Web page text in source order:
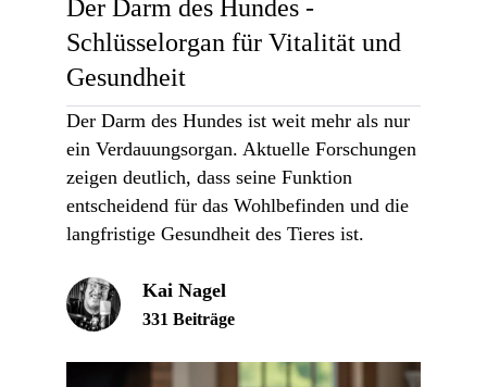
Der Darm des Hundes -
Schlüsselorgan für Vitalität und
Gesundheit
Der Darm des Hundes ist weit mehr als nur
ein Verdauungsorgan. Aktuelle Forschungen
zeigen deutlich, dass seine Funktion
entscheidend für das Wohlbefinden und die
langfristige Gesundheit des Tieres ist.
Kai Nagel
331 Beiträge